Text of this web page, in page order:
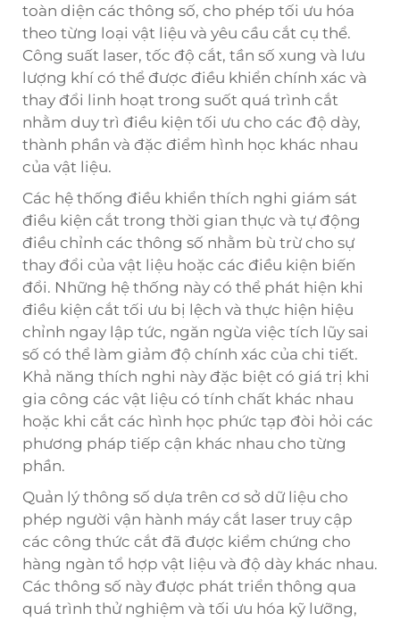
toàn diện các thông số, cho phép tối ưu hóa
theo từng loại vật liệu và yêu cầu cắt cụ thể.
Công suất laser, tốc độ cắt, tần số xung và lưu
lượng khí có thể được điều khiển chính xác và
thay đổi linh hoạt trong suốt quá trình cắt
nhằm duy trì điều kiện tối ưu cho các độ dày,
thành phần và đặc điểm hình học khác nhau
của vật liệu.
Các hệ thống điều khiển thích nghi giám sát
điều kiện cắt trong thời gian thực và tự động
điều chỉnh các thông số nhằm bù trừ cho sự
thay đổi của vật liệu hoặc các điều kiện biến
đổi. Những hệ thống này có thể phát hiện khi
điều kiện cắt tối ưu bị lệch và thực hiện hiệu
chỉnh ngay lập tức, ngăn ngừa việc tích lũy sai
số có thể làm giảm độ chính xác của chi tiết.
Khả năng thích nghi này đặc biệt có giá trị khi
gia công các vật liệu có tính chất khác nhau
hoặc khi cắt các hình học phức tạp đòi hỏi các
phương pháp tiếp cận khác nhau cho từng
phần.
Quản lý thông số dựa trên cơ sở dữ liệu cho
phép người vận hành máy cắt laser truy cập
các công thức cắt đã được kiểm chứng cho
hàng ngàn tổ hợp vật liệu và độ dày khác nhau.
Các thông số này được phát triển thông qua
quá trình thử nghiệm và tối ưu hóa kỹ lưỡng,